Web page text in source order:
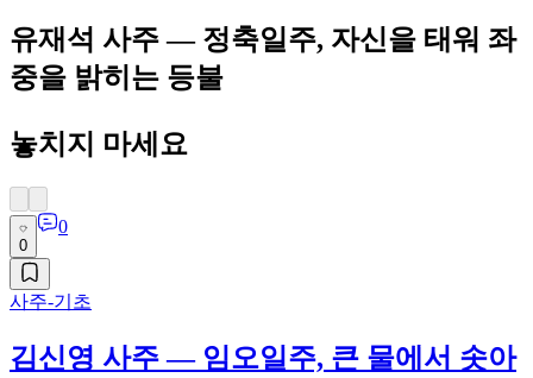
유재석 사주 — 정축일주, 자신을 태워 좌
중을 밝히는 등불
놓치지 마세요
0
0
사주-기초
김신영 사주 — 임오일주, 큰 물에서 솟아